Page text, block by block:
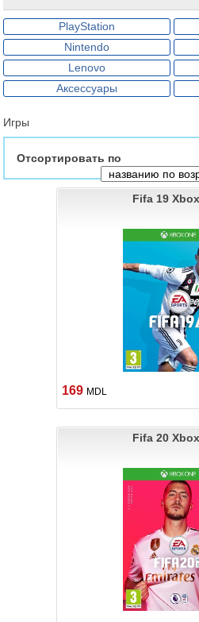
PlayStation
Nintendo
Lenovo
Аксессуары
Игры
Отсортировать по
Fifa 19
169 MDL
Fifa 20